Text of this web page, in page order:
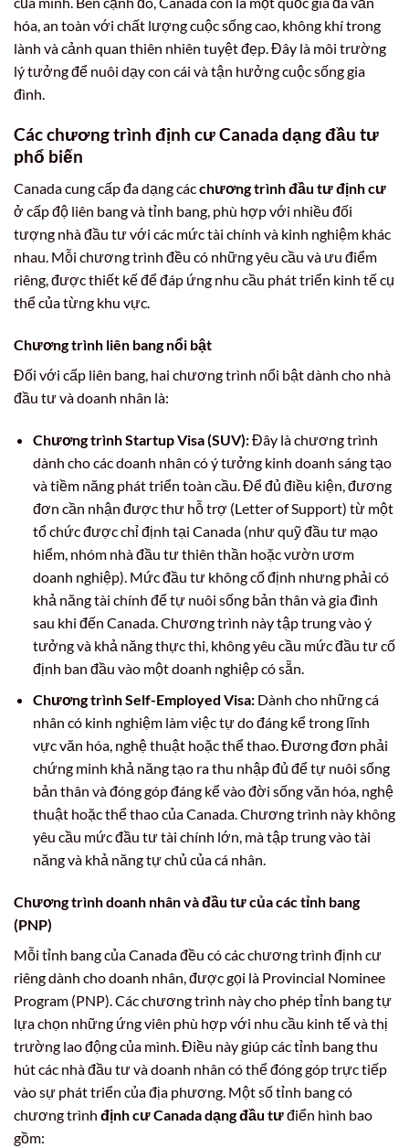
hóa, an toàn với chất lượng cuộc sống cao, không khí trong
lành và cảnh quan thiên nhiên tuyệt đẹp. Đây là môi trường
lý tưởng để nuôi dạy con cái và tận hưởng cuộc sống gia
đình.
Các chương trình định cư Canada dạng đầu tư
phổ biến
Canada cung cấp đa dạng cácchương trình đầu tư định cư
ở cấp độ liên bang và tỉnh bang, phù hợp với nhiều đối
tượng nhà đầu tư với các mức tài chính và kinh nghiệm khác
nhau. Mỗi chương trình đều có những yêu cầu và ưu điểm
riêng, được thiết kế để đáp ứng nhu cầu phát triển kinh tế cụ
thể của từng khu vực.
Chương trình liên bang nổi bật
Đối với cấp liên bang, hai chương trình nổi bật dành cho nhà
đầu tư và doanh nhân là:
Chương trình Startup Visa (SUV):Đây là chương trình
dành cho các doanh nhân có ý tưởng kinh doanh sáng tạo
và tiềm năng phát triển toàn cầu. Để đủ điều kiện, đương
đơn cần nhận được thư hỗ trợ (Letter of Support) từ một
tổ chức được chỉ định tại Canada (như quỹ đầu tư mạo
hiểm, nhóm nhà đầu tư thiên thần hoặc vườn ươm
doanh nghiệp). Mức đầu tư không cố định nhưng phải có
khả năng tài chính để tự nuôi sống bản thân và gia đình
sau khi đến Canada. Chương trình này tập trung vào ý
tưởng và khả năng thực thi, không yêu cầu mức đầu tư cố
định ban đầu vào một doanh nghiệp có sẵn.
Chương trình Self-Employed Visa:Dành cho những cá
nhân có kinh nghiệm làm việc tự do đáng kể trong lĩnh
vực văn hóa, nghệ thuật hoặc thể thao. Đương đơn phải
chứng minh khả năng tạo ra thu nhập đủ để tự nuôi sống
bản thân và đóng góp đáng kể vào đời sống văn hóa, nghệ
thuật hoặc thể thao của Canada. Chương trình này không
yêu cầu mức đầu tư tài chính lớn, mà tập trung vào tài
năng và khả năng tự chủ của cá nhân.
Chương trình doanh nhân và đầu tư của các tỉnh bang
(PNP)
Mỗi tỉnh bang của Canada đều có các chương trình định cư
riêng dành cho doanh nhân, được gọi là Provincial Nominee
Program (PNP). Các chương trình này cho phép tỉnh bang tự
lựa chọn những ứng viên phù hợp với nhu cầu kinh tế và thị
trường lao động của mình. Điều này giúp các tỉnh bang thu
hút các nhà đầu tư và doanh nhân có thể đóng góp trực tiếp
vào sự phát triển của địa phương. Một số tỉnh bang có
chương trình định cư Canada dạng đầu tưđiển hình bao
gồm: